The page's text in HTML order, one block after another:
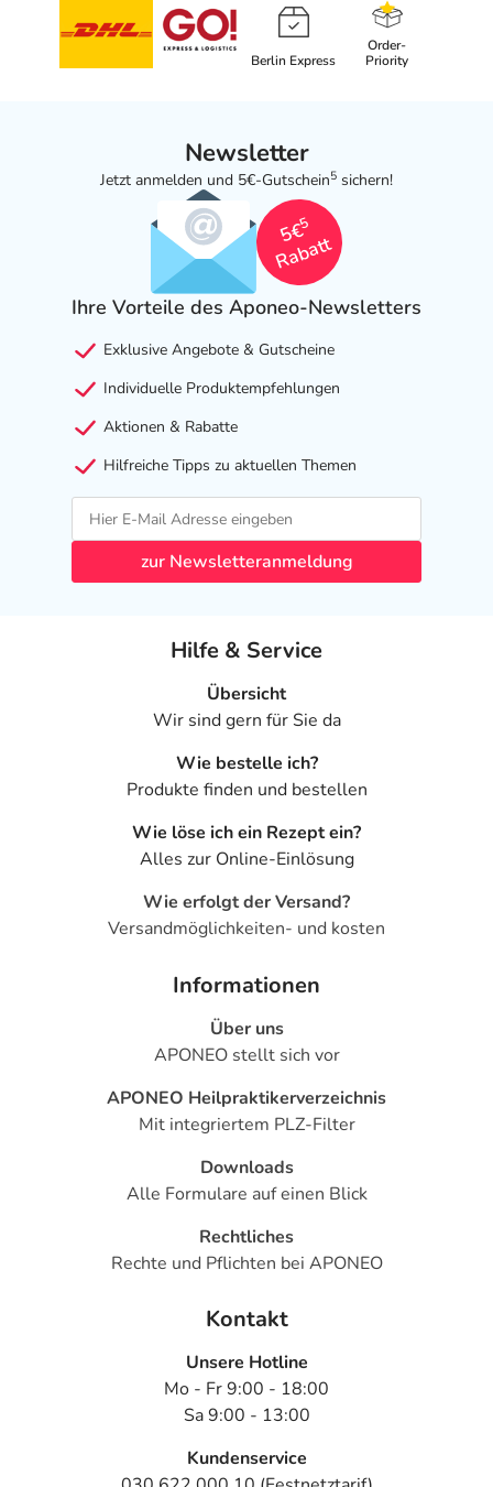
Berlin Express
Order-
Priority
Newsletter
Jetzt anmelden und 5€-Gutschein5 sichern!
5€
5
Rabatt
Ihre Vorteile des Aponeo-Newsletters
Exklusive Angebote & Gutscheine
Individuelle Produktempfehlungen
Aktionen & Rabatte
Hilfreiche Tipps zu aktuellen Themen
zur Newsletteranmeldung
Hilfe & Service
Übersicht
Wir sind gern für Sie da
Wie bestelle ich?
Produkte finden und bestellen
Wie löse ich ein Rezept ein?
Alles zur Online-Einlösung
Wie erfolgt der Versand?
Versandmöglichkeiten- und kosten
Informationen
Über uns
APONEO stellt sich vor
APONEO Heilpraktikerverzeichnis
Mit integriertem PLZ-Filter
Downloads
Alle Formulare auf einen Blick
Rechtliches
Rechte und Pflichten bei APONEO
Kontakt
Unsere Hotline
Mo - Fr 9:00 - 18:00
Sa 9:00 - 13:00
Kundenservice